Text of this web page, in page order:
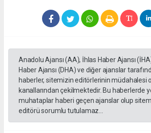
Anadolu Ajansı (AA), İhlas Haber Ajansı
Haber Ajansı (DHA) ve diğer ajanslar
haberler, sitemizin editörlerinin müdahalesi
kanallarından çekilmektedir. Bu haberlerde
muhataplar haberi geçen ajanslar olup
editörü sorumlu tutulamaz...